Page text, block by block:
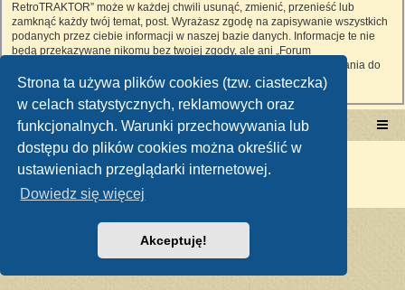
Strona ta używa plików cookies (tzw. ciasteczka)
w celach statystycznych, reklamowych oraz
funkcjonalnych. Warunki przechowywania lub
dostępu do plików cookies można określić w
ustawieniach przeglądarki internetowej.
Dowiedz się więcej
Akceptuję!
RetroTRAKTOR” może w każdej chwili usunąć, zmienić, przenieść lub
zamknąć każdy twój temat, post. Wyrażasz zgodę na zapisywanie wszystkich
podanych przez ciebie informacji w naszej bazie danych. Informacje te nie
będą przekazywane nikomu bez twojej zgody, ale ani „Forum
RetroTRAKTOR”, ani phpBB nie ponosi odpowiedzialności za włamania do
witryny, podczas których może dojść do kradzieży danych.
Portal RetroTRAKTOR.pl retrotraktor.pl/forum
Technologię dostarcza
Polski pakiet językowy dostarczaphpBB.pl
Zasady ochrony danych osobowych